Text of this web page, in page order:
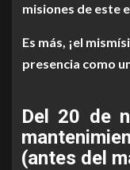
misiones de este
Es más, ¡el
presencia como
Del 20 de
(antes del